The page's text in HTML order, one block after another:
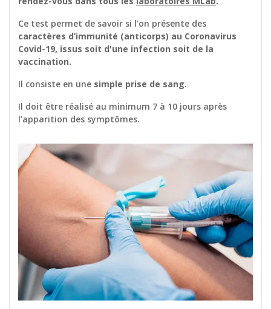
Ce test permet de savoir si l’on présente des
caractères d’immunité (anticorps) au Coronavirus
Covid-19, issus soit d'une infection soit de la
vaccination.
Il consiste en une simple prise de sang.
Il doit être réalisé au minimum 7 à 10 jours après
l’apparition des symptômes.